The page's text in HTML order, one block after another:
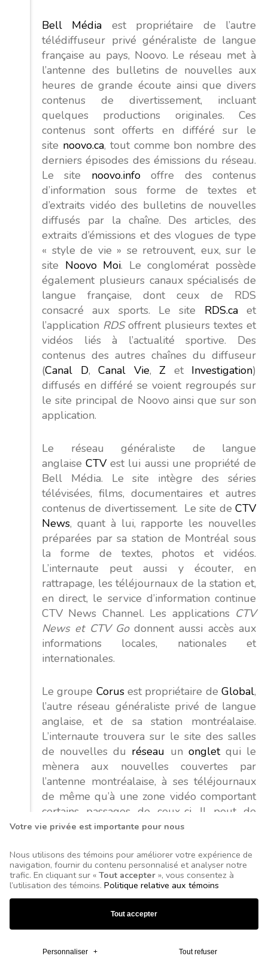
Bell Média est propriétaire de l’autre
télédiffuseur privé généraliste de langue
française au pays, Noovo. Le réseau met à
l’antenne des bulletins de nouvelles aux
heures de grande écoute ainsi que divers
contenus de divertissement, incluant
quelques productions originales. Ces
contenus sont offerts en différé sur le
site noovo.ca, tout comme bon nombre des
derniers épisodes des émissions du réseau.
Le site noovo.infooffre des contenus
d’information sous forme de textes et
d’extraits vidéo des bulletins de nouvelles
diffusés par la chaîne. Des articles, des
extraits d’émissions et des vlogues de type
« style de vie » se retrouvent, eux, sur le
site Noovo Moi. Le conglomérat possède
également plusieurs canaux spécialisés de
langue française, dont ceux de RDS
consacré aux sports. Le site RDS.caet
l’application RDSoffrent plusieurs textes et
vidéos liés à l’actualité sportive. Des
contenus des autres chaînes du diffuseur
(Canal D, Canal Vie, Z et Investigation)
diffusés en différé se voient regroupés sur
le site principal de Noovo ainsi que sur son
application.
Le réseau généraliste de langue
anglaiseCTV est lui aussi une propriété de
Bell Média. Le site intègre des séries
télévisées, films, documentaires et autres
contenus de divertissement. Le site de CTV
News, quant à lui, rapporte les nouvelles
préparées par sa station de Montréal sous
la forme de textes, photos et vidéos.
L’internaute peut aussi y écouter, en
rattrapage, les téléjournaux de la station et,
en direct, le service d’information continue
CTV News Channel. Les applications CTV
News et CTV Godonnent aussi accès aux
informations locales, nationales et
internationales.
Le groupe Corusest propriétaire deGlobal,
l’autre réseau généraliste privé de langue
anglaise, et de sa station montréalaise.
L’internaute trouvera sur le site des salles
de nouvelles du réseau un ongletqui le
mènera aux nouvelles couvertes par
l’antenne montréalaise, à ses téléjournaux
de même qu’à une zone vidéo comportant
certains passages de ceux-ci. Il peut de
même accéder en direct au service télévisé
propose aussi une application diffusant ses
actualités et ses contenus de
divertissement. La compagnie exploite
quatre services spécialisés de langue
Disney la chaîne
HistoriaetSéries +, qui ont chacun leur site
Internet. On y offre des extraits de leurs
Votre vie privée est importante pour nous
Nous utilisons des témoins pour améliorer votre expérience de
navigation, fournir du contenu personnalisé et analyser notre
trafic. En cliquant sur « Tout accepter », vous consentez à
l’utilisation des témoins. Politique relative aux témoins
Personnaliser + Tout refuser
Tout accepter